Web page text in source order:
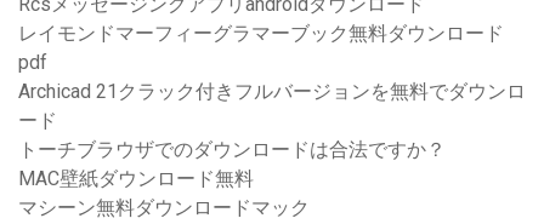
Rcsメッセージングアプリandroidダウンロード
レイモンドマーフィーグラマーブック無料ダウンロード
pdf
Archicad 21クラック付きフルバージョンを無料でダウンロ
ード
トーチブラウザでのダウンロードは合法ですか？
MAC壁紙ダウンロード無料
マシーン無料ダウンロードマック